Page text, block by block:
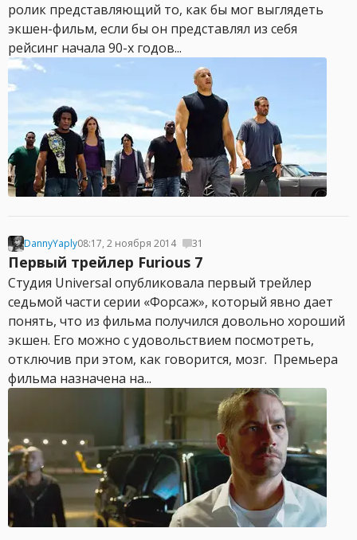
ролик представляющий то, как бы мог выглядеть
экшен-фильм, если бы он представлял из себя
рейсинг начала 90-х годов...
DannyYaply08:17, 2 ноября 2014 31
Первый трейлер Furious 7
Студия Universal опубликовала первый трейлер
седьмой части серии «Форсаж», который явно дает
понять, что из фильма получился довольно хороший
экшен. Его можно с удовольствием посмотреть,
отключив при этом, как говорится, мозг. Премьера
фильма назначена на...